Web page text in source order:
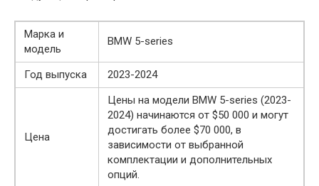
Марка и
модель
BMW 5-series
Год выпуска 2023-2024
Цена
Цены на модели BMW 5-series (2023-
2024) начинаются от $50 000 и могут
достигать более $70 000, в
зависимости от выбранной
комплектации и дополнительных
опций.